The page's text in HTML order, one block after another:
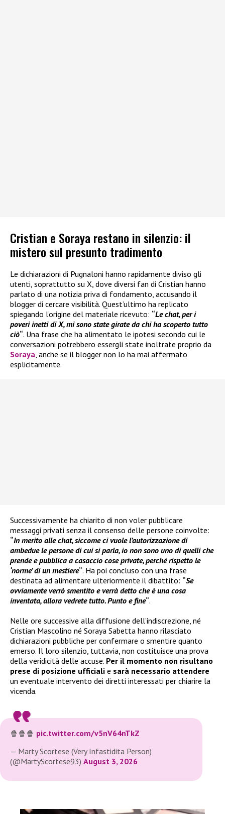
Cristian e Soraya restano in silenzio: il
mistero sul presunto tradimento
Le dichiarazioni di Pugnaloni hanno rapidamente diviso gli
utenti, soprattutto su X, dove diversi fan di Cristian hanno
parlato di una notizia priva di fondamento, accusando il
blogger di cercare visibilità. Quest’ultimo ha replicato
spiegando l’origine del materiale ricevuto: “Le chat, per i
poveri inetti di X, mi sono state girate da chi ha scoperto tutto
ciò“. Una frase che ha alimentato le ipotesi secondo cui le
conversazioni potrebbero essergli state inoltrate proprio da
Soraya , anche se il blogger non lo ha mai affermato
esplicitamente.
Successivamente ha chiarito di non voler pubblicare
messaggi privati senza il consenso delle persone coinvolte:
“In merito alle chat, siccome ci vuole l’autorizzazione di
ambedue le persone di cui si parla, io non sono uno di quelli che
prende e pubblica a casaccio cose private, perché rispetto le
‘norme’ di un mestiere“. Ha poi concluso con una frase
destinata ad alimentare ulteriormente il dibattito: “Se
ovviamente verrò smentito e verrà detto che è una cosa
inventata, allora vedrete tutto. Punto e fine“.
Nelle ore successive alla diffusione dell’indiscrezione, né
Cristian Mascolino né Soraya Sabetta hanno rilasciato
dichiarazioni pubbliche per confermare o smentire quanto
emerso. Il loro silenzio, tuttavia, non costituisce una prova
della veridicità delle accuse. Per il momento non risultano
prese di posizione ufficiali e sarà necessario attendere
un eventuale intervento dei diretti interessati per chiarire la
vicenda.
🍿🍿🍿 pic.twitter.com/v5nV64nTkZ
— Marty Scortese (Very Infastidita Person)
(@MartyScortese93) August 3, 2026